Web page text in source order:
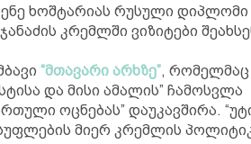
ხოშტარიას რუსული დიპლომი
კრემლში ვიზიტები
“მთავარი არხზე”, რომელმაც
და მისი ამალის” ჩამოსვლა
ოცნებას” დაუკავშირა.
მიერ კრემლის